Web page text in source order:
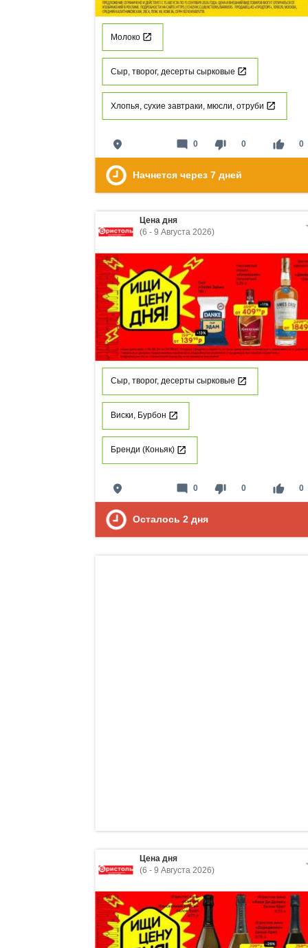
Молоко
Сыр, творог, десерты сырковые
Хлопья, сухие завтраки, мюсли, отруби
place thumb_down 0 thumb_up 0
mode_comment 0
Начнется через 7 дней
Цена дня
(6 - 9 Августа 2026)
Сыр, творог, десерты сырковые
Виски, Бурбон
Бренди (Коньяк)
place thumb_down 0 thumb_up 0
mode_comment 0
Осталось 2 дня
Цена дня
(6 - 9 Августа 2026)